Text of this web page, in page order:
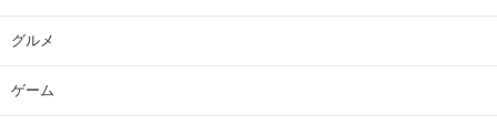
グルメ
ゲーム